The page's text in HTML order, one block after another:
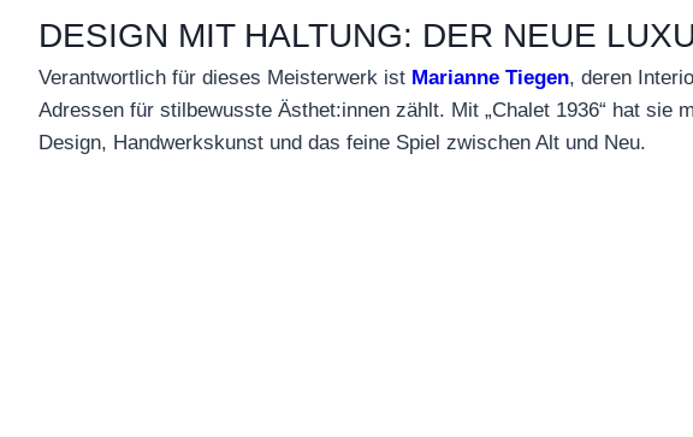
DESIGN MIT HALTUNG: DER NEUE
Verantwortlich für dieses Meisterwerk ist Marianne Tiegen, deren
Adressen für stilbewusste Ästhet:innen zählt. Mit „Chalet 1936“ hat
Design, Handwerkskunst und das feine Spiel zwischen Alt und Neu.